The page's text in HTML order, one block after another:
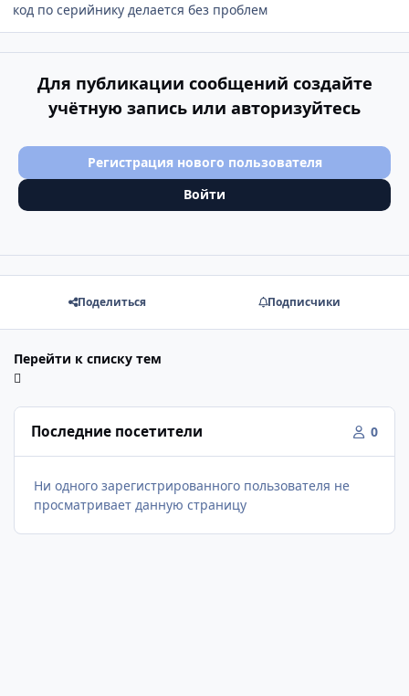
код по серийнику делается без проблем
Для публикации сообщений создайте
учётную запись или авторизуйтесь
Регистрация нового пользователя
Войти
Поделиться Подписчики
Перейти к списку тем
Последние посетители 0
Ни одного зарегистрированного пользователя не
просматривает данную страницу